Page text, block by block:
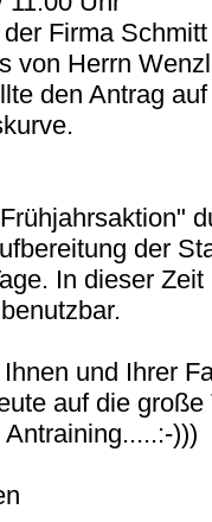
Firma
von Herrn
den Antrag
der
In dieser
und Ihrer
auf die
)))